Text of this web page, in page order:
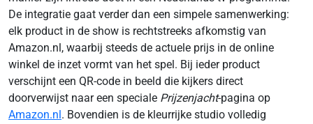
De integratie gaat verder dan een simpele samenwerking:
elk product in de show is rechtstreeks afkomstig van
Amazon.nl, waarbij steeds de actuele prijs in de online
winkel de inzet vormt van het spel. Bij ieder product
verschijnt een QR-code in beeld die kijkers direct
doorverwijst naar een speciale Prijzenjacht-pagina op
Amazon.nl . Bovendien is de kleurrijke studio volledig